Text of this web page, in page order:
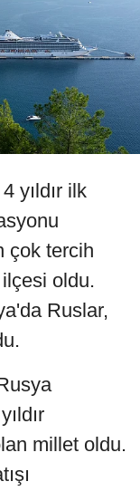
yıldır ilk
çok tercih
oldu.
Ruslar,
millet oldu.